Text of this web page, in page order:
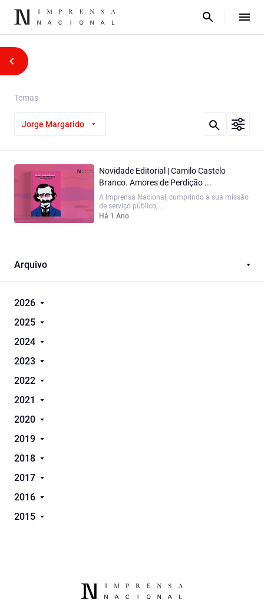
Temas
Jorge Margarido
Novidade Editorial | Camilo Castelo
Branco. Amores de Perdição ...
A Imprensa Nacional, cumprindo a sua missão
de serviço público,...
Há 1 Ano
Arquivo
2026
2025
2024
2023
2022
2021
2020
2019
2018
2017
2016
2015